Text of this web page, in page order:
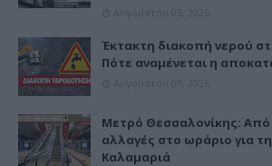
Έκτακτη διακοπή νερού
Πότε αναμένεται η
Μετρό Θεσσαλονίκης: Από
αλλαγές στο ωράριο για
Καλαμαριά